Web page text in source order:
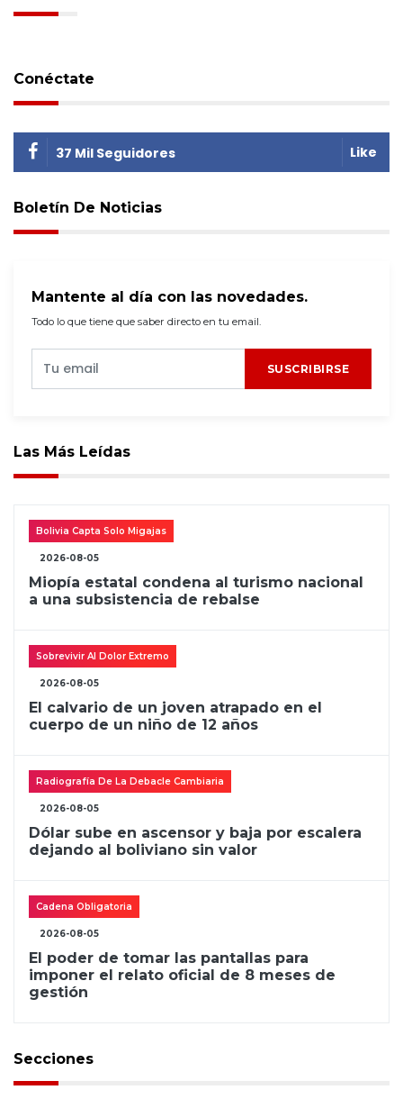
Conéctate
37 Mil Seguidores Like
Boletín De Noticias
Mantente al día con las novedades.
Todo lo que tiene que saber directo en tu email.
SUSCRIBIRSE
Las Más Leídas
Bolivia Capta Solo Migajas
2026-08-05
Miopía estatal condena al turismo nacional
a una subsistencia de rebalse
Sobrevivir Al Dolor Extremo
2026-08-05
El calvario de un joven atrapado en el
cuerpo de un niño de 12 años
Radiografía De La Debacle Cambiaria
2026-08-05
Dólar sube en ascensor y baja por escalera
dejando al boliviano sin valor
Cadena Obligatoria
2026-08-05
El poder de tomar las pantallas para
imponer el relato oficial de 8 meses de
gestión
Secciones